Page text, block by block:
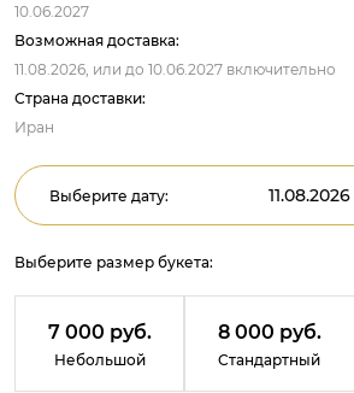
10.06.2027
Возможная доставка:
11.08.2026, или до 10.06.2027 включительно
Страна доставки:
Иран
Выберите дату:
Выберите размер букета:
7 000 руб.
Небольшой
8 000 руб.
Стандартный